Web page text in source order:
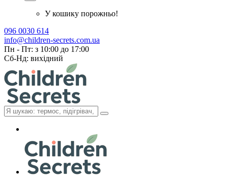
У кошику порожньо!
096 0030 614
info@children-secrets.com.ua
Пн - Пт: з 10:00 до 17:00
Сб-Нд: вихідний